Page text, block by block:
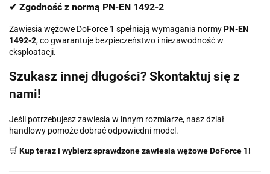
✔ Zgodność z normą PN-EN 1492-2
Zawiesia wężowe DoForce 1 spełniają wymagania normyPN-EN
1492-2, co gwarantuje bezpieczeństwo i niezawodność w
eksploatacji.
Szukasz innej długości? Skontaktuj się z
nami!
Jeśli potrzebujesz zawiesia w innym rozmiarze, nasz dział
handlowy pomoże dobrać odpowiedni model.
🛒 Kup teraz i wybierz sprawdzone zawiesia wężowe DoForce 1!